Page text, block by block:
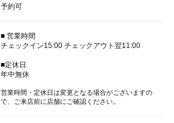
予約可
■ 営業時間
チェックイン15:00 チェックアウト翌11:00
■定休日
年中無休
営業時間・定休日は変更となる場合がございますの
で、ご来店前に店舗にご確認ください。